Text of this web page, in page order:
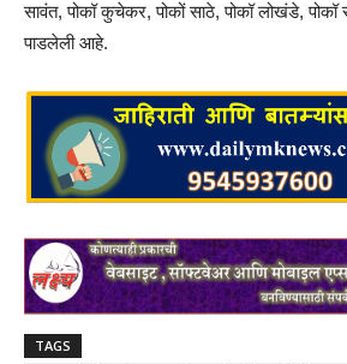
सावंत, पोकॉ कुचेकर, पोकों साठे, पोकॉ लोखंडे, पोकॉ
पाडलेली आहे.
TAGS